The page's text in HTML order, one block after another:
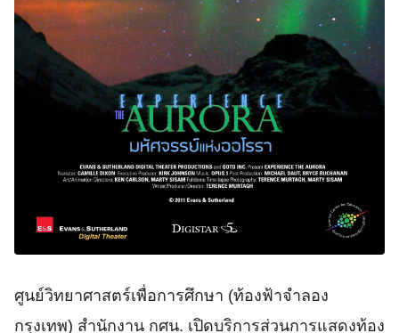
ศูนย์วิทยาศาสตร์เพื่อการศึกษา (ท้องฟ้าจำลอง
กรุงเทพ) สำนักงาน กศน. เปิดบริการส่วนการแสดงท้อง